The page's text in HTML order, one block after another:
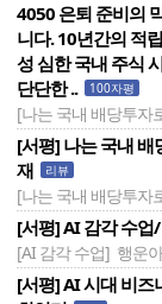
4050 은퇴 준비의
니다. 10년간의 적
성 심한 국내 주식
단단한 ..
100자평
[나는 국내 배당투자
[서평] 나는 국내
재
리뷰
[나는 국내 배당투자
[서평] AI 감각 수
[AI 감각 수업] 행운
[서평] AI 시대 비즈